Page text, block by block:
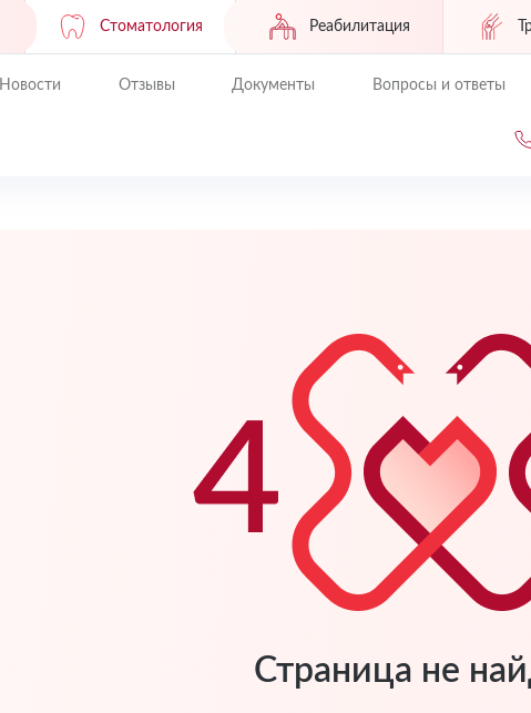
Стоматология Реабилитация
Новости Отзывы Документы Вопросы и ответы
Страница не